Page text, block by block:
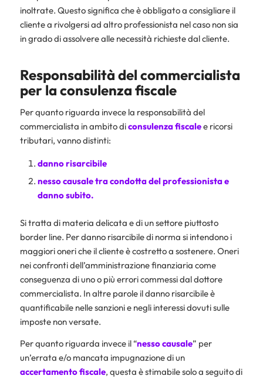
inoltrate. Questo significa che è obbligato a consigliare il
cliente a rivolgersi ad altro professionista nel caso non sia
in grado di assolvere alle necessità richieste dal cliente.
Responsabilità del commercialista
per la consulenza fiscale
Per quanto riguarda invece la responsabilità del
commercialista in ambito diconsulenza fiscalee ricorsi
tributari, vanno distinti:
danno risarcibile
nesso causale tra condotta del professionista e
danno subito.
Si tratta di materia delicata e di un settore piuttosto
border line. Per danno risarcibile di norma si intendono i
maggiori oneri che il cliente è costretto a sostenere. Oneri
nei confronti dell’amministrazione finanziaria come
conseguenza di uno o più errori commessi dal dottore
commercialista. In altre parole il danno risarcibile è
quantificabile nelle sanzioni e negli interessi dovuti sulle
imposte non versate.
Per quanto riguarda invece il “nesso causale” per
un’errata e/o mancata impugnazione di un
accertamento fiscale, questa è stimabile solo a seguito di